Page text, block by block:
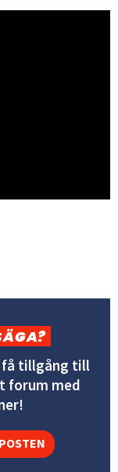
få tillgång till
forum med